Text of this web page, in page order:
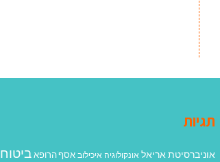
תגיות
אוניברסיטת אריאל אונקולוגיה איכילוב אסף הרופא ביטוח